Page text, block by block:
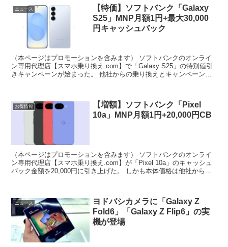
ニュース
【特価】ソフトバンク「Galaxy
S25」MNP月額1円+最大30,000
円キャッシュバック
（本ページはプロモーションを含みます） ソフトバンクのオンライ
ン専用代理店【スマホ乗り換え.com】で「Galaxy S25」の特別値引
きキャンペーンが始まった。 他社からの乗り換えとキャンペーンコ
お得情報
【増額】ソフトバンク「Pixel
10a」MNP月額1円+20,000円CB
（本ページはプロモーションを含みます） ソフトバンクのオンライ
ン専用代理店【スマホ乗り換え.com】が「Pixel 10a」のキャッシュ
バック金額を20,000円に引き上げた。 しかも本体価格は他社からの
ニュース
ヨドバシカメラに「Galaxy Z
Fold6」「Galaxy Z Flip6」の実
機が登場